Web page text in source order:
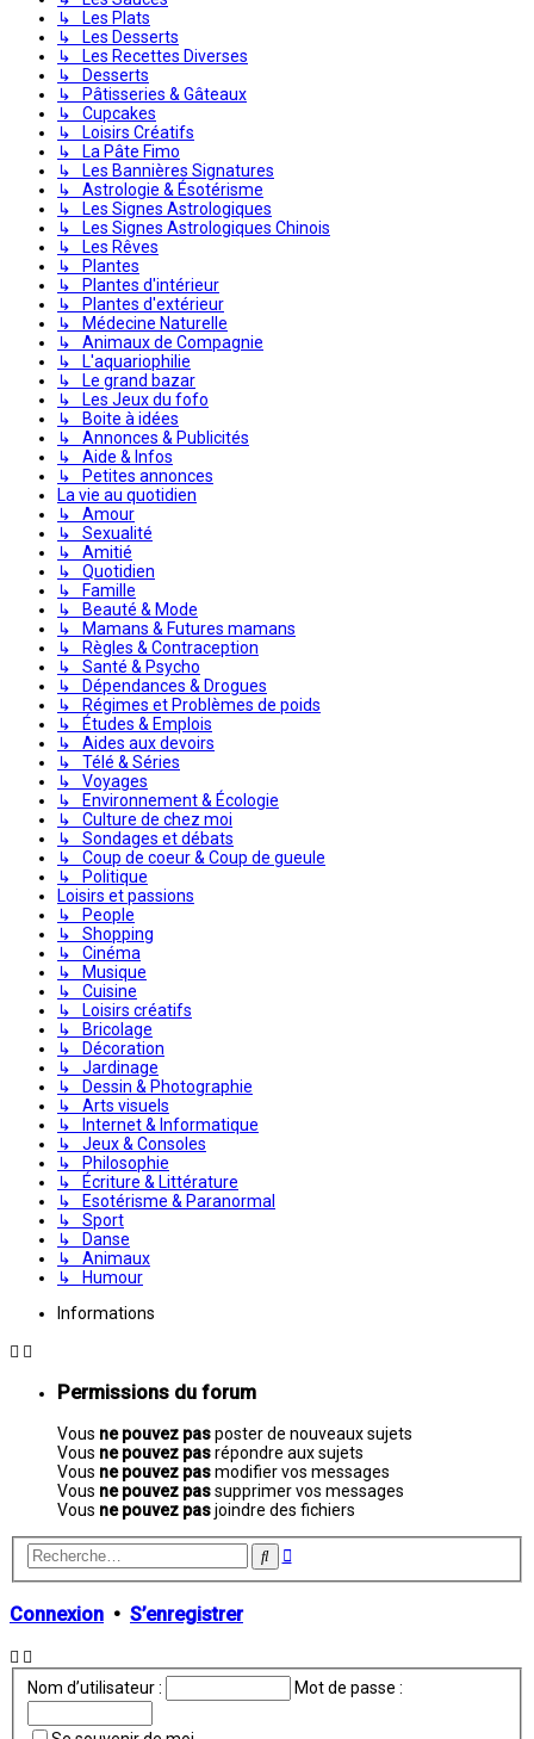
↳ Les Plats
↳ Les Desserts
↳ Les Recettes Diverses
↳ Desserts
↳ Pâtisseries & Gâteaux
↳ Cupcakes
↳ Loisirs Créatifs
↳ La Pâte Fimo
↳ Les Bannières Signatures
↳ Astrologie & Ésotérisme
↳ Les Signes Astrologiques
↳ Les Signes Astrologiques Chinois
↳ Les Rêves
↳ Plantes
↳ Plantes d'intérieur
↳ Plantes d'extérieur
↳ Médecine Naturelle
↳ Animaux de Compagnie
↳ L'aquariophilie
↳ Le grand bazar
↳ Les Jeux du fofo
↳ Boite à idées
↳ Annonces & Publicités
↳ Aide & Infos
↳ Petites annonces
La vie au quotidien
↳ Amour
↳ Sexualité
↳ Amitié
↳ Quotidien
↳ Famille
↳ Beauté & Mode
↳ Mamans & Futures mamans
↳ Règles & Contraception
↳ Santé & Psycho
↳ Dépendances & Drogues
↳ Régimes et Problèmes de poids
↳ Études & Emplois
↳ Aides aux devoirs
↳ Télé & Séries
↳ Voyages
↳ Environnement & Écologie
↳ Culture de chez moi
↳ Sondages et débats
↳ Coup de coeur & Coup de gueule
↳ Politique
Loisirs et passions
↳ People
↳ Shopping
↳ Cinéma
↳ Musique
↳ Cuisine
↳ Loisirs créatifs
↳ Bricolage
↳ Décoration
↳ Jardinage
↳ Dessin & Photographie
↳ Arts visuels
↳ Internet & Informatique
↳ Jeux & Consoles
↳ Philosophie
↳ Écriture & Littérature
↳ Esotérisme & Paranormal
↳ Sport
↳ Danse
↳ Animaux
↳ Humour
Informations
Permissions du forum
Vous ne pouvez pasposter de nouveaux sujets
Vous ne pouvez pasrépondre aux sujets
Vous ne pouvez pasmodifier vos messages
Vous ne pouvez passupprimer vos messages
Vous ne pouvez pasjoindre des fichiers
Rechercher
Recherche
Connexion • S’enregistrer
Nom d’utilisateur : Mot de passe :